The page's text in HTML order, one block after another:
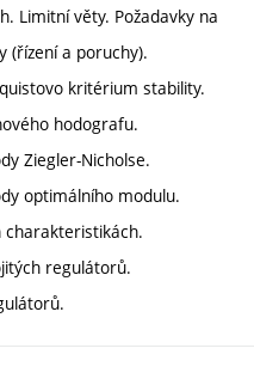
Limitní věty. Požadavky na
(řízení a poruchy).
kritérium stability.
hodografu.
Ziegler-Nicholse.
optimálního modulu.
regulátorů.